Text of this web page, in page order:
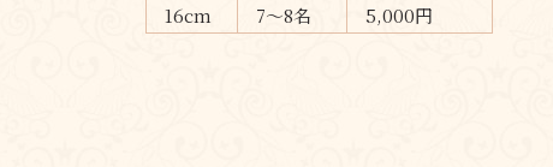
16cm
7〜8名 5,000円